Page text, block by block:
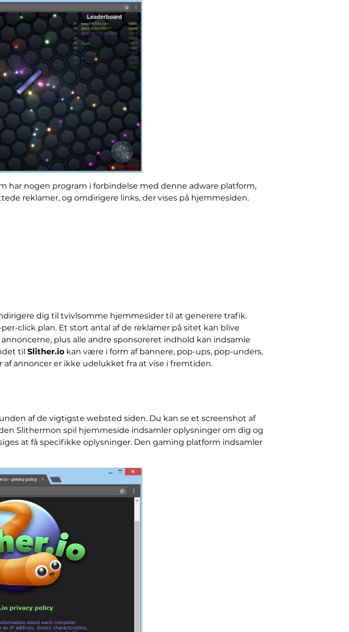
nogen program i forbindelse med denne adware platform,
reklamer, og omdirigere links, der vises på hjemmesiden.
dig til tvivlsomme hjemmesider til at generere trafik.
click plan. Et stort antal af de reklamer på sitet kan blive
plus alle andre sponsoreret indhold kan indsamle
til Slither.io kan være i form af bannere, pop-ups, pop-unders,
annoncer er ikke udelukket fra at vise i fremtiden.
af ​​de vigtigste websted siden. Du kan se et screenshot af
Slithermon spil hjemmeside indsamler oplysninger om dig og
at få specifikke oplysninger. Den gaming platform indsamler